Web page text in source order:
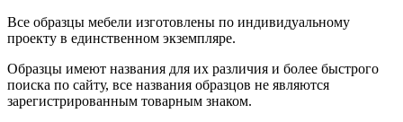
Все образцы мебели изготовлены по индивидуальному
проекту в единственном экземпляре.
Образцы имеют названия для их различия и более быстрого
поиска по сайту, все названия образцов не являются
зарегистрированным товарным знаком.